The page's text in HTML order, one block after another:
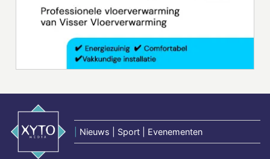
Nieuws | Sport | Evenementen